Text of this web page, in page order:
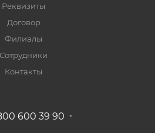
Реквизиты
Договор
Филиалы
Сотрудники
Контакты
600 39 90